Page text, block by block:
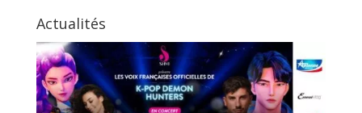
Actualités